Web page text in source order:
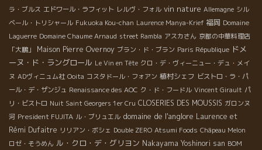
ラ・ブルス エドワール・ラフィット レルヴ・フォル vin nature Allemagne シル
ベール・トリシャール Fukuoka Kou-chan Laurence Manya-Krief 福岡 Domaine
Laguerre Domaine Chaume Arnaud street Rambla アスカさん 京都の中華料理店
「大鵬」
Maison Pierre Overnoy ブラン・ド・ブラン Paris République ドメ
ーヌ・ド・ラングロール Le Vin en Tête クロ・デ・ヴィーニュー・デュ・メイ
ヌ ADヴィニュム社 Ooita コスタドール・フォアン 植村シェフ ビストロ・ラ・パ
ール・デ・ザンジュ Renaissance des AOC ク・ド・フードル Vincent Girault パ
リ・ビストロ Nuit Saint Georgers 1er Cru CLOSERIES DES MOUSSIS ガロンヌ
河 President FUJITA ル・ブリュエル domaine de l'anglore Laurence et
Rémi Dufaitre リリアン・ボシェ Double ZERO Atsumi Foods Châpeau Melon
ロゼ・そうめん ル・クロ・デ・グリヨン Nakayama Yoshinori san BOM